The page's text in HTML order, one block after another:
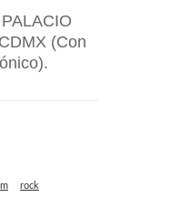
(Con
rock